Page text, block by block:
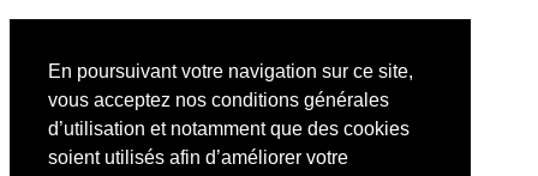
En poursuivant votre navigation sur ce site,
vous acceptez nos conditions générales
d’utilisation et notamment que des cookies
soient utilisés afin d’améliorer votre